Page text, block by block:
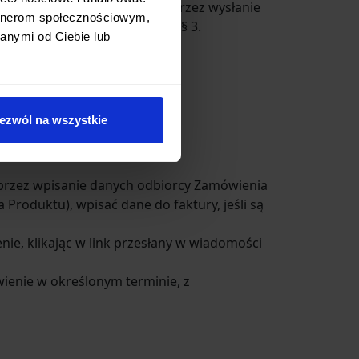
społecznościowym,
od Ciebie lub
na wszystkie
opłat usunąć Konto poprzez wysłanie
na adresy podane w § 3.
wpisanie danych odbiorcy Zamówienia
wpisać dane do faktury, jeśli są
klikając w link przesłany w wiadomości
w określonym terminie, z